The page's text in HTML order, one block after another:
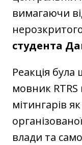
вимагаючи
студента
Реакція
мовник
мітингарів
влади та